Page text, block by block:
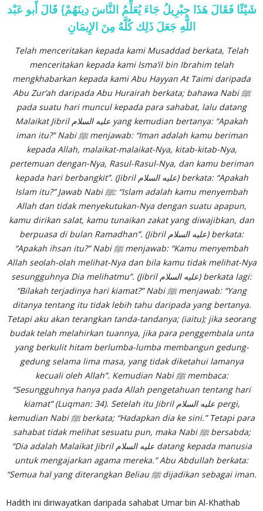
شَيْئًا فَقَالَ هَذَا جِبْرِيلُ جَاءَ يُعَلِّمُ النَّاسَ دِينَهُمْ} قَالَ أَبو عَبْد
اللَّهِ جَعَلَ ذَلِك كُلَّهُ مِنَ الإِيمَانِ
Telah menceritakan kepada kami Musaddad berkata, Telah
menceritakan kepada kami Isma’il bin Ibrahim telah
mengkhabarkan kepada kami Abu Hayyan At Taimi daripada
Abu Zur’ah daripada Abu Hurairah berkata; bahawa Nabi ﷺ
pada suatu hari muncul kepada para sahabat, lalu datang
Malaikat Jibril عليه السلام yang kemudian bertanya: “Apakah
iman itu?” Nabi ﷺ menjawab: “Iman adalah kamu beriman
kepada Allah, malaikat-malaikat-Nya, kitab-kitab-Nya,
pertemuan dengan-Nya, Rasul-Rasul-Nya, dan kamu beriman
kepada hari berbangkit”. (Jibril عليه السلام) berkata: “Apakah
Islam itu?” Jawab Nabi ﷺ: “Islam adalah kamu menyembah
Allah dan tidak menyekutukan-Nya dengan suatu apapun,
kamu dirikan salat, kamu tunaikan zakat yang diwajibkan, dan
berpuasa di bulan Ramadhan”. (Jibril عليه السلام) berkata:
“Apakah ihsan itu?” Nabi ﷺ menjawab: “Kamu menyembah
Allah seolah-olah melihat-Nya dan bila kamu tidak melihat-Nya
sesungguhnya Dia melihatmu”. (Jibril عليه السلام) berkata lagi:
“Bilakah terjadinya hari kiamat?” Nabi ﷺ menjawab: “Yang
ditanya tentang itu tidak lebih tahu daripada yang bertanya.
Tetapi aku akan terangkan tanda-tandanya; (iaitu); jika seorang
budak telah melahirkan tuannya, jika para penggembala unta
yang berkulit hitam berlumba-lumba membangun gedung-
gedung selama lima masa, yang tidak diketahui lamanya
kecuali oleh Allah”. Kemudian Nabi ﷺ membaca:
“Sesungguhnya hanya pada Allah pengetahuan tentang hari
kiamat” (Luqman: 34). Setelah itu Jibril عليه السلام pergi,
kemudian Nabi ﷺ berkata; “Hadapkan dia ke sini.” Tetapi para
sahabat tidak melihat sesuatu pun, maka Nabi ﷺ bersabda;
“Dia adalah Malaikat Jibril عليه السلام datang kepada manusia
untuk mengajarkan agama mereka.” Abu Abdullah berkata:
“Semua hal yang diterangkan Beliau ﷺ dijadikan sebagai iman.
Hadith ini diriwayatkan daripada sahabat Umar bin Al-Khathab